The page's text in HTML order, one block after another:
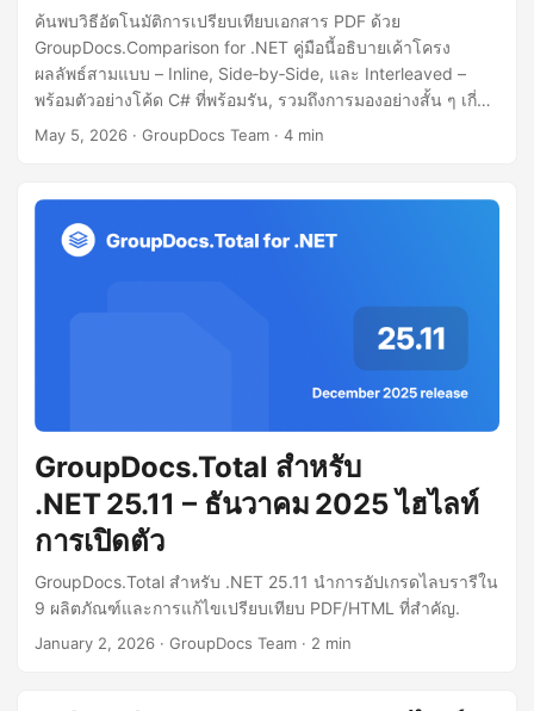
ค้นพบวิธีอัตโนมัติการเปรียบเทียบเอกสาร PDF ด้วย
GroupDocs.Comparison for .NET คู่มือนี้อธิบายเค้าโครง
ผลลัพธ์สามแบบ – Inline, Side‑by‑Side, และ Interleaved –
พร้อมตัวอย่างโค้ด C# ที่พร้อมรัน, รวมถึงการมองอย่างสั้น ๆ เกี่ยว
กับการเปรียบเทียบ PDF ด้วยตนเองใน Adobe Acrobat.
May 5, 2026 · GroupDocs Team · 4 min
GroupDocs.Total สำหรับ
.NET 25.11 – ธันวาคม 2025 ไฮไลท์
การเปิดตัว
GroupDocs.Total สำหรับ .NET 25.11 นำการอัปเกรดไลบรารีใน
9 ผลิตภัณฑ์และการแก้ไขเปรียบเทียบ PDF/HTML ที่สำคัญ.
January 2, 2026 · GroupDocs Team · 2 min